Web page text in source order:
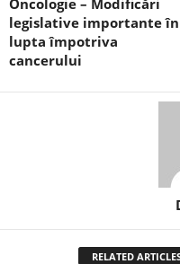
Oncologie – Modificări
legislative importante în
lupta împotriva
cancerului
RELATED